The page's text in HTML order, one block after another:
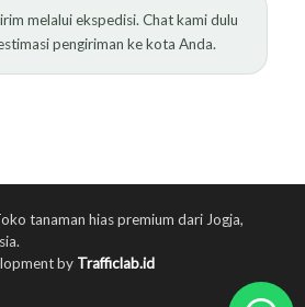
melalui ekspedisi. Chat kami dulu
pengiriman ke kota Anda.
tanaman hias premium dari Jogja,
by Trafficlab.id